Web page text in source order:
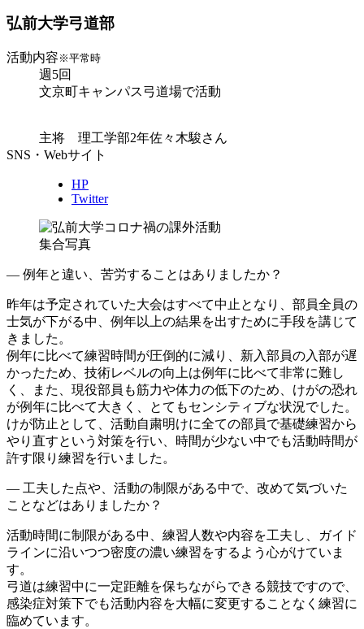
弘前大学弓道部
活動内容 ※平常時
週5回
文京町キャンパス弓道場で活動
主将 理工学部2年佐々木駿さん
SNS・Webサイト
HP
Twitter
集合写真
― 例年と違い、苦労することはありましたか？
昨年は予定されていた大会はすべて中止となり、部員全員の
士気が下がる中、例年以上の結果を出すために手段を講じて
きました。
例年に比べて練習時間が圧倒的に減り、新入部員の入部が遅
かったため、技術レベルの向上は例年に比べて非常に難し
く、また、現役部員も筋力や体力の低下のため、けがの恐れ
が例年に比べて大きく、とてもセンシティブな状況でした。
けが防止として、活動自粛明けに全ての部員で基礎練習から
やり直すという対策を行い、時間が少ない中でも活動時間が
許す限り練習を行いました。
― 工夫した点や、活動の制限がある中で、改めて気づいた
ことなどはありましたか？
活動時間に制限がある中、練習人数や内容を工夫し、ガイド
ラインに沿いつつ密度の濃い練習をするよう心がけていま
す。
弓道は練習中に一定距離を保ちながらできる競技ですので、
感染症対策下でも活動内容を大幅に変更することなく練習に
臨めています。